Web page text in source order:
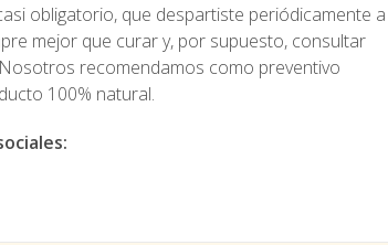
obligatorio, que despartiste periódicamente a
mejor que curar y, por supuesto, consultar
recomendamos como preventivo
100% natural.